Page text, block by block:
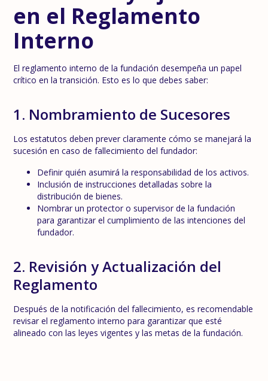
en el Reglamento
Interno
El reglamento interno de la fundación desempeña un papel
crítico en la transición. Esto es lo que debes saber:
1. Nombramiento de Sucesores
Los estatutos deben prever claramente cómo se manejará la
sucesión en caso de fallecimiento del fundador:
Definir quién asumirá la responsabilidad de los activos.
Inclusión de instrucciones detalladas sobre la
distribución de bienes.
Nombrar un protector o supervisor de la fundación
para garantizar el cumplimiento de las intenciones del
fundador.
2. Revisión y Actualización del
Reglamento
Después de la notificación del fallecimiento, es recomendable
revisar el reglamento interno para garantizar que esté
alineado con las leyes vigentes y las metas de la fundación.